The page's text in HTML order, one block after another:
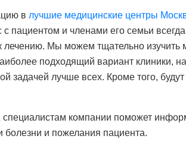
в лучшие медицинские центры
с пациентом и членами его семьи
лечению. Мы можем тщательно изучить
подходящий вариант клиники,
задачей лучше всех. Кроме того,
компании поможет
болезни и пожелания пациента.